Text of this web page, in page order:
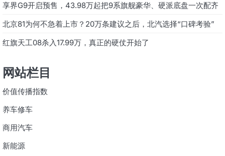
享界G9开启预售，43.98万起把9系旗舰豪华、硬派底盘一次配齐
北京81为何不急着上市？20万条建议之后，北汽选择“口碑考验”
红旗天工08杀入17.99万，真正的硬仗开始了
网站栏目
价值传播指数
养车修车
商用汽车
新能源